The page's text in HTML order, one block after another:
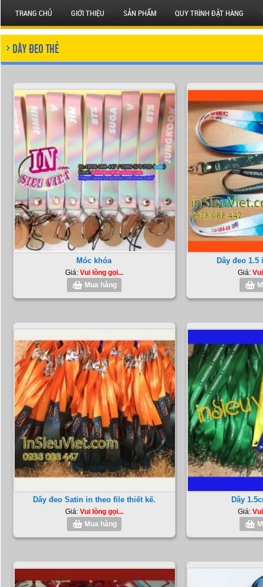
TRANG CHỦ GIỚI THIỆU SẢN PHẨM QUY TRÌNH ĐẶT HÀNG
DÂY ĐEO THẺ
Móc khóa
Giá: Vui lòng gọi...
Mua hàng
Dây đeo 1.5
Giá:
Dây đeo Satin in theo file thiết kế.
Giá: Vui lòng gọi...
Mua hàng
Dây
Giá: